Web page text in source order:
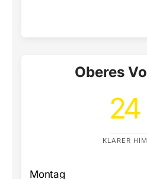
Oberes
24
KLARER
Montag